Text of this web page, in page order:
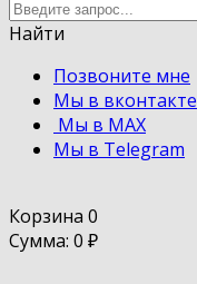
Найти
Позвоните мне
Мы в вконтакте
Мы в MAX
Мы в Telegram
Корзина 0
Сумма: 0 ₽